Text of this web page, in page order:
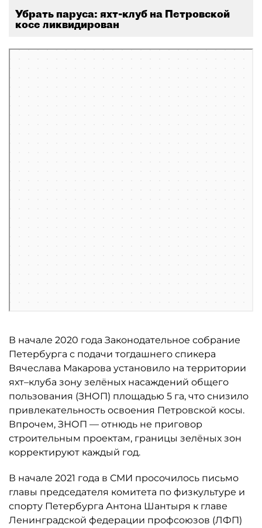
Убрать паруса: яхт-клуб на Петровской
косе ликвидирован
В начале 2020 года Законодательное собрание
Петербурга с подачи тогдашнего спикера
Вячеслава Макарова установило на территории
яхт–клуба зону зелёных насаждений общего
пользования (ЗНОП) площадью 5 га, что снизило
привлекательность освоения Петровской косы.
Впрочем, ЗНОП — отнюдь не приговор
строительным проектам, границы зелёных зон
корректируют каждый год.
В начале 2021 года в СМИ просочилось письмо
главы председателя комитета по физкультуре и
спорту Петербурга Антона Шантыря к главе
Ленинградской федерации профсоюзов (ЛФП)